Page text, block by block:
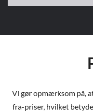
Vi gør opmærksom på,
fra-priser, hvilket